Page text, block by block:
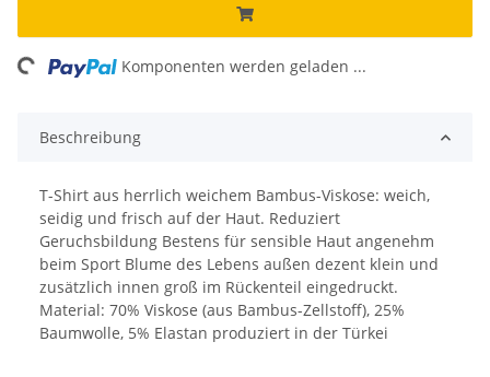
Komponenten werden geladen ...
Beschreibung
T-Shirt aus herrlich weichem Bambus-Viskose: weich,
seidig und frisch auf der Haut. Reduziert
Geruchsbildung Bestens für sensible Haut angenehm
beim Sport Blume des Lebens außen dezent klein und
zusätzlich innen groß im Rückenteil eingedruckt.
Material: 70% Viskose (aus Bambus-Zellstoff), 25%
Baumwolle, 5% Elastan produziert in der Türkei